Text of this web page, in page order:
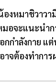
งหมาชิวาวา
อจะแนะนำก
กกำลังกาย แ
าจต้องทำการ